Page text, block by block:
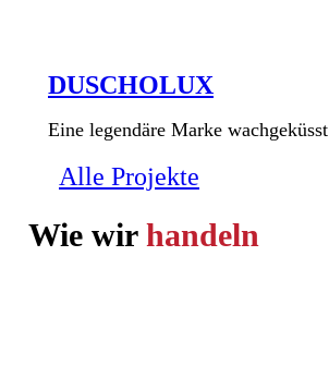
DUSCHOLUX
Eine legendäre Marke wachgeküsst
Alle Projekte
Wie wir handeln